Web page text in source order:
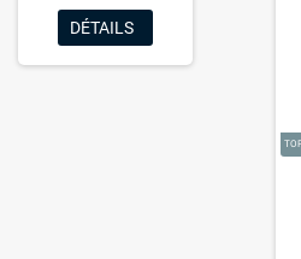
DÉTAILS